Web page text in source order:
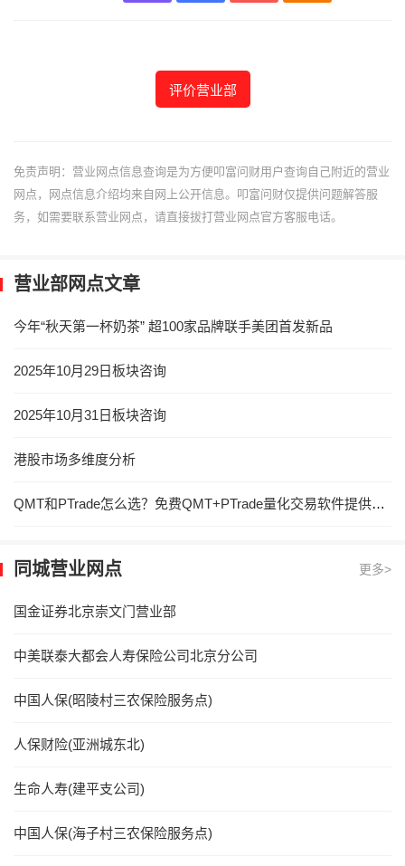
评价营业部
免责声明：营业网点信息查询是为方便叩富问财用户查询自己附近的营业
网点，网点信息介绍均来自网上公开信息。叩富问财仅提供问题解答服
务，如需要联系营业网点，请直接拔打营业网点官方客服电话。
营业部网点文章
今年“秋天第一杯奶茶” 超100家品牌联手美团首发新品
2025年10月29日板块咨询
2025年10月31日板块咨询
港股市场多维度分析
QMT和PTrade怎么选？免费QMT+PTrade量化交易软件提供，低门槛申请！
同城营业网点 更多>
国金证券北京崇文门营业部
中美联泰大都会人寿保险公司北京分公司
中国人保(昭陵村三农保险服务点)
人保财险(亚洲城东北)
生命人寿(建平支公司)
中国人保(海子村三农保险服务点)